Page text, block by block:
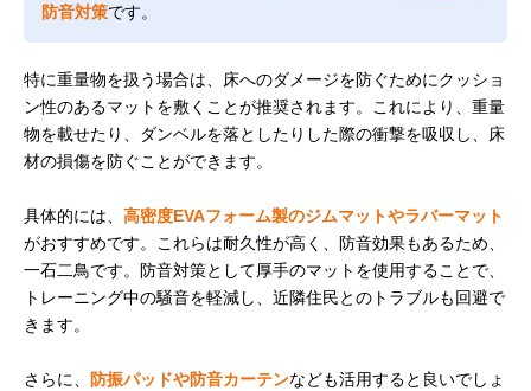
防音対策です。
特に重量物を扱う場合は、床へのダメージを防ぐためにクッショ
ン性のあるマットを敷くことが推奨されます。これにより、重量
物を載せたり、ダンベルを落としたりした際の衝撃を吸収し、床
材の損傷を防ぐことができます。
具体的には、 高密度EVAフォーム製のジムマットやラバーマット
がおすすめです。これらは耐久性が高く、防音効果もあるため、
一石二鳥です。防音対策として厚手のマットを使用することで、
トレーニング中の騒音を軽減し、近隣住民とのトラブルも回避で
きます。
さらに、 防振パッドや防音カーテンなども活用すると良いでしょ